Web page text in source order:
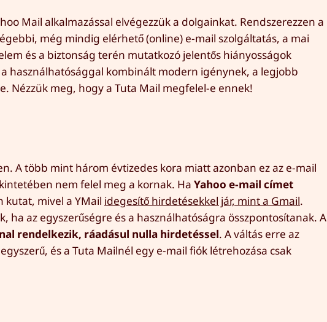
Mail alkalmazással elvégezzük a dolgainkat. Rendszerezzen a
még mindig elérhető (online) e-mail szolgáltatás, a mai
és a biztonság terén mutatkozó jelentős hiányosságok
használhatósággal kombinált modern igénynek, a legjobb
Nézzük meg, hogy a Tuta Mail megfelel-e ennek!
A több mint három évtizedes kora miatt azonban ez az e-mail
nem felel meg a kornak. Ha Yahoo e-mail címet
mivel a YMail idegesítő hirdetésekkel jár, mint a Gmail.
az egyszerűségre és a használhatóságra összpontosítanak. A
rendelkezik, ráadásul nulla hirdetéssel. A váltás erre az
és a Tuta Mailnél egy e-mail fiók létrehozása csak